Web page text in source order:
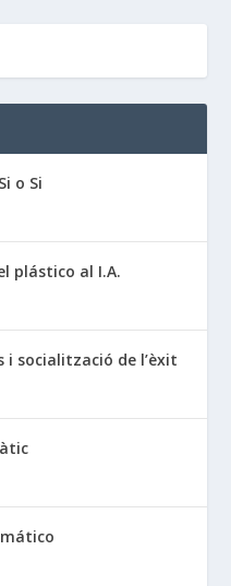
o Si
plástico al I.A.
i socialització de l’èxit